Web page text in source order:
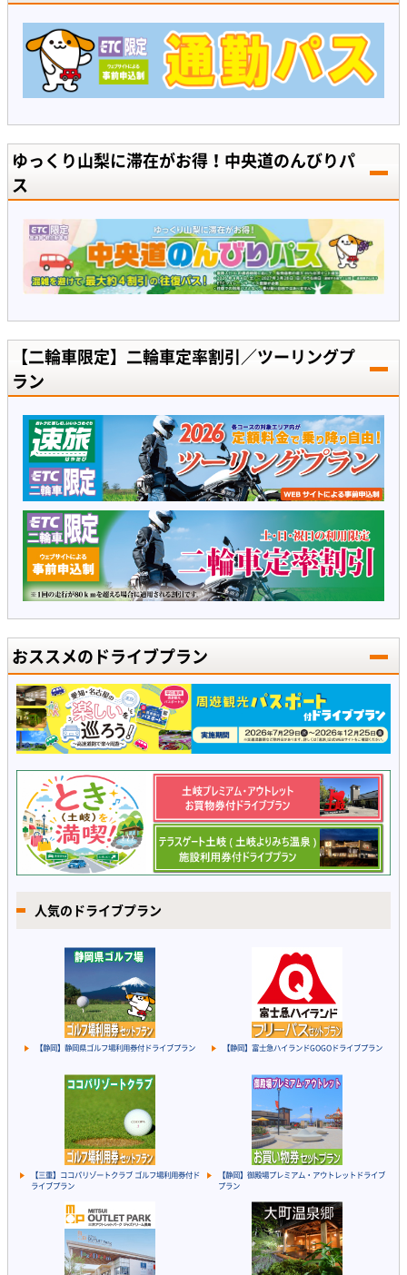
ゆっくり山梨に滞在がお得！中央道のんびりパ
ス
【二輪車限定】二輪車定率割引／ツーリングプ
ラン
おススメのドライブプラン
人気のドライブプラン
【静岡】静岡県ゴルフ場利用券付ドライブプラン 【静岡】富士急ハイランドGOGOドライブプラン
【三重】ココパリゾートクラブ ゴルフ場利用券付ド
ライブプラン
【静岡】御殿場プレミアム・アウトレットドライブ
プラン